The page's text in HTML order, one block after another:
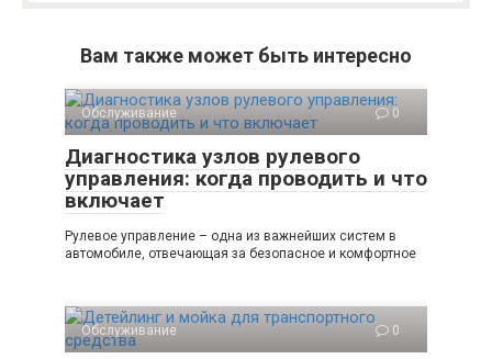
Вам также может быть интересно
Обслуживание 0
Диагностика узлов рулевого
управления: когда проводить и что
включает
Рулевое управление – одна из важнейших систем в
автомобиле, отвечающая за безопасное и комфортное
Обслуживание 0